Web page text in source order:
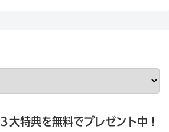
大特典を無料でプレゼント中！